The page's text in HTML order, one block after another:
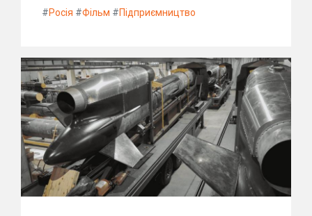
#Росія #Фільм #Підприємництво